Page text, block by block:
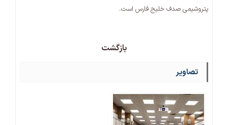
پتروشیمی صدف خلیج فارس است.
بازگشت
تصاویر